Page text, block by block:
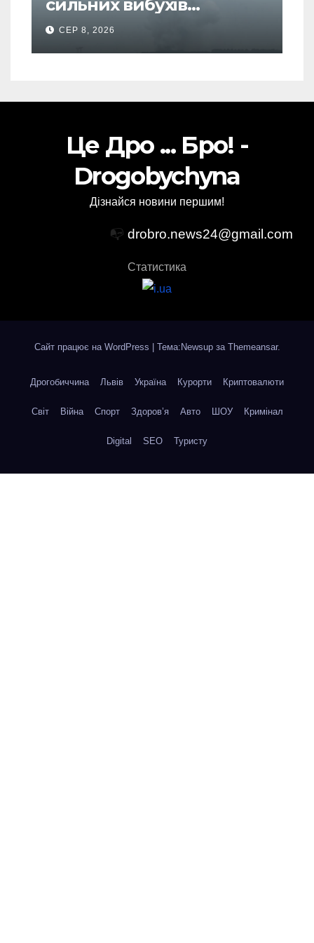
сильних вибухів
почалася масова
евакуація
СЕР 8, 2026
Це Дро ... Бро! -
Drogobychyna
Дізнайся новини першим!
📭 drobro.news24@gmail.com
Статистика
Сайт працює на WordPress Тема:Newsup за Themeansar.
Дрогобиччина Львів Україна Курорти Криптовалюти
Світ Війна Спорт Здоров’я Авто ШОУ Кримінал
Digital SEO Туристу